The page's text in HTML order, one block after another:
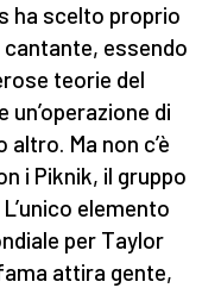
ha scelto proprio
essendo
teorie del
di
Ma non c’è
i Piknik, il gruppo
elemento
per Taylor
attira gente,